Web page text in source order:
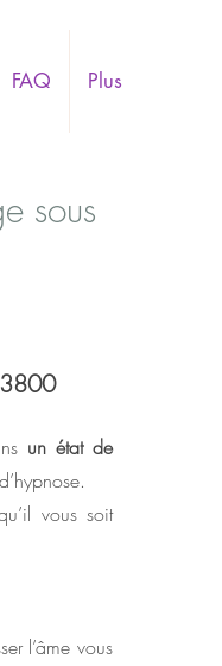
FAQ Plus
sous
un état de
vous soit
l’âme vous